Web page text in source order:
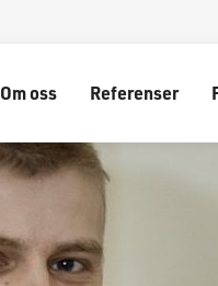
Om oss Referenser